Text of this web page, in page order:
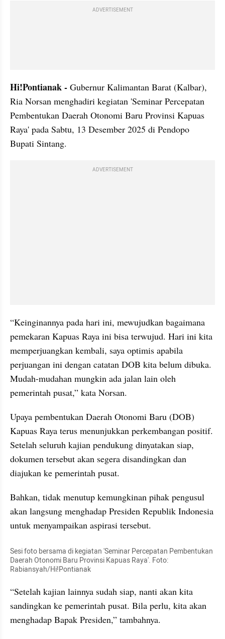
ADVERTISEMENT
Hi!Pontianak - Gubernur Kalimantan Barat (Kalbar),
Ria Norsan menghadiri kegiatan 'Seminar Percepatan
Pembentukan Daerah Otonomi Baru Provinsi Kapuas
Raya' pada Sabtu, 13 Desember 2025 di Pendopo
Bupati Sintang.
ADVERTISEMENT
“Keinginannya pada hari ini, mewujudkan bagaimana
pemekaran Kapuas Raya ini bisa terwujud. Hari ini kita
memperjuangkan kembali, saya optimis apabila
perjuangan ini dengan catatan DOB kita belum dibuka.
Mudah-mudahan mungkin ada jalan lain oleh
pemerintah pusat,” kata Norsan.
Upaya pembentukan Daerah Otonomi Baru (DOB)
Kapuas Raya terus menunjukkan perkembangan positif.
Setelah seluruh kajian pendukung dinyatakan siap,
dokumen tersebut akan segera disandingkan dan
diajukan ke pemerintah pusat.
Bahkan, tidak menutup kemungkinan pihak pengusul
akan langsung menghadap Presiden Republik Indonesia
untuk menyampaikan aspirasi tersebut.
Sesi foto bersama di kegiatan 'Seminar Percepatan Pembentukan
Daerah Otonomi Baru Provinsi Kapuas Raya'. Foto:
Rabiansyah/Hi!Pontianak
“Setelah kajian lainnya sudah siap, nanti akan kita
sandingkan ke pemerintah pusat. Bila perlu, kita akan
menghadap Bapak Presiden,” tambahnya.